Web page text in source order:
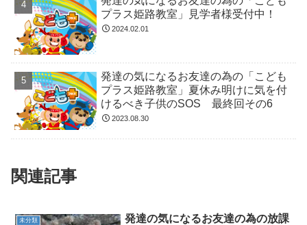
プラス姫路教室」見学者様受付中！
2024.02.01
発達の気になるお友達の為の「こども
プラス姫路教室」夏休み明けに気を付
けるべき子供のSOS 最終回その6
2023.08.30
関連記事
未分類
発達の気になるお友達の為の放課